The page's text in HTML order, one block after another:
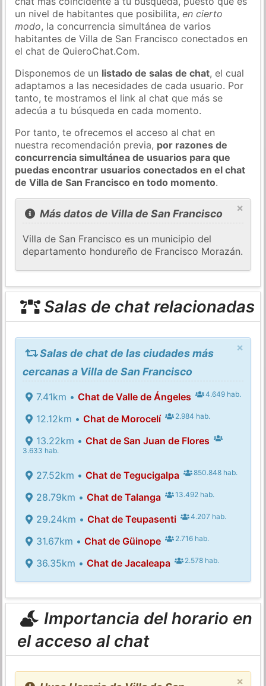
un nivel de habitantes que posibilita,en cierto
modo, la concurrencia simultánea de varios
habitantes de Villa de San Francisco conectados en
el chat de QuieroChat.Com.
Disponemos de un listado de salas de chat, el cual
adaptamos a las necesidades de cada usuario. Por
tanto, te mostramos el link al chat que más se
adecúa a tu búsqueda en cada momento.
Por tanto, te ofrecemos el acceso al chat en
nuestra recomendación previa, por razones de
concurrencia simultánea de usuarios para que
puedas encontrar usuarios conectados en el chat
de Villa de San Francisco en todo momento.
×
Más datos de Villa de San Francisco
Villa de San Francisco es un municipio del
departamento hondureño de Francisco Morazán.
Salas de chat relacionadas
×
Salas de chat de las ciudades más
cercanas a Villa de San Francisco
7.41km • Chat de Valle de Ángeles 4.649 hab.
12.12km • Chat de Morocelí 2.984 hab.
13.22km • Chat de San Juan de Flores
3.633 hab.
27.52km • Chat de Tegucigalpa 850.848 hab.
28.79km • Chat de Talanga 13.492 hab.
29.24km • Chat de Teupasenti 4.207 hab.
31.67km • Chat de Güinope 2.716 hab.
36.35km • Chat de Jacaleapa 2.578 hab.
Importancia del horario en
el acceso al chat
×